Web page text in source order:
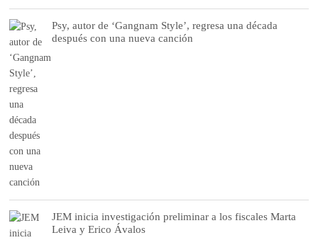
Psy, autor de ‘Gangnam Style’, regresa una década
después con una nueva canción
JEM inicia investigación preliminar a los fiscales Marta
Leiva y Erico Ávalos